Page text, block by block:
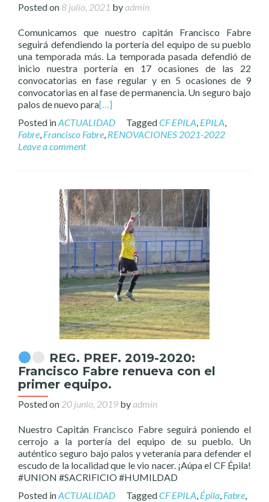
Posted on 8 julio, 2021 byadmin
Comunicamos que nuestro capitán Francisco Fabre
seguirá defendiendo la portería del equipo de su pueblo
una temporada más. La temporada pasada defendió de
inicio nuestra portería en 17 ocasiones de las 22
convocatorias en fase regular y en 5 ocasiones de 9
convocatorias en al fase de permanencia. Un seguro bajo
palos de nuevo para[…]
Posted inACTUALIDAD TaggedCF EPILA, EPILA,
Fabre, Francisco Fabre, RENOVACIONES 2021-2022
Leave a comment
REG. PREF. 2019-2020:
Francisco Fabre renueva con el
primer equipo.
Posted on 20 junio, 2019 byadmin
Nuestro Capitán Francisco Fabre seguirá poniendo el
cerrojo a la portería del equipo de su pueblo. Un
auténtico seguro bajo palos y veteranía para defender el
escudo de la localidad que le vio nacer. ¡Aúpa el CF Épila!
#UNION #SACRIFICIO #HUMILDAD
Posted inACTUALIDAD TaggedCF EPILA, Épila, Fabre,